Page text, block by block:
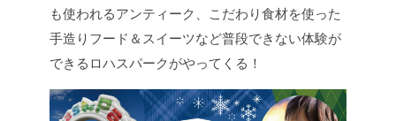
も使われるアンティーク、こだわり食材を使った
手造りフード＆スイーツなど普段できない体験が
できるロハスパークがやってくる！